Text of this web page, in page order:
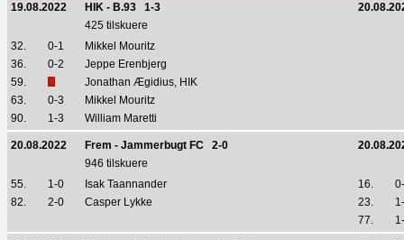
19.08.2022
HIK - B.93 1-3
425 tilskuere
32.
0-1
Mikkel Mouritz
36.
0-2
Jeppe Erenbjerg
59.
Jonathan Ægidius, HIK
63.
0-3
Mikkel Mouritz
90.
1-3 William Maretti
20.08.2022 Frem - Jammerbugt FC 2-0
946 tilskuere
55.
1-0 Isak Taannander 16.
82.
2-0 Casper Lykke 23.
77.